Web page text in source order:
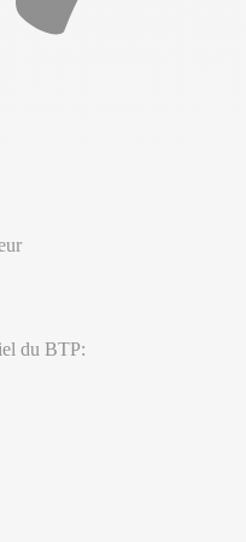
du BTP: